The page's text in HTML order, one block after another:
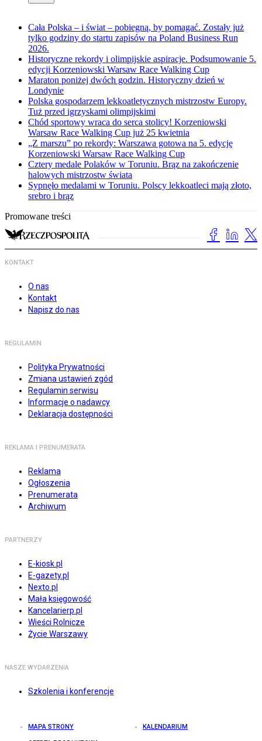
Cała Polska – i świat – pobiegną, by pomagać. Zostały już
tylko godziny do startu zapisów na Poland Business Run
2026.
Historyczne rekordy i olimpijskie aspiracje. Podsumowanie 5.
edycji Korzeniowski Warsaw Race Walking Cup
Maraton poniżej dwóch godzin. Historyczny dzień w
Londynie
Polska gospodarzem lekkoatletycznych mistrzostw Europy.
Tuż przed igrzyskami olimpijskimi
Chód sportowy wraca do serca stolicy! Korzeniowski
Warsaw Race Walking Cup już 25 kwietnia
„Z marszu” po rekordy: Warszawa gotowa na 5. edycję
Korzeniowski Warsaw Race Walking Cup
Cztery medale Polaków w Toruniu. Brąz na zakończenie
halowych mistrzostw świata
Sypnęło medalami w Toruniu. Polscy lekkoatleci mają złoto,
srebro i brąz
Promowane treści
KONTAKT
O nas
Kontakt
Napisz do nas
REGULAMIN
Polityka Prywatności
Zmiana ustawień zgód
Regulamin serwisu
Informacje o nadawcy
Deklaracja dostępności
REKLAMA I PRENUMERATA
Reklama
Ogłoszenia
Prenumerata
Archiwum
PARTNERZY
E-kiosk.pl
E-gazety.pl
Nexto.pl
Mała księgowość
Kancelarierp.pl
Wieści Rolnicze
Życie Warszawy
NASZE WYDARZENIA
Szkolenia i konferencje
MAPA STRONY KALENDARIUM